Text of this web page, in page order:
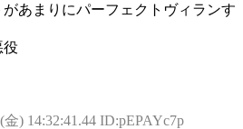
あまりにパーフェクトヴィランす
役
金) 14:32:41.44 ID:pEPAYc7p